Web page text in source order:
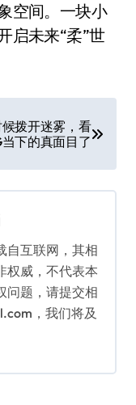
空间。一块小
启未来“柔”世
拨开迷雾，看
下的真面目了
自互联网，其相
权威，不代表本
问题，请提交相
，我们将及